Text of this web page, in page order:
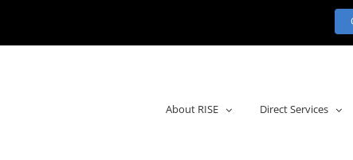
About RISE Direct Services